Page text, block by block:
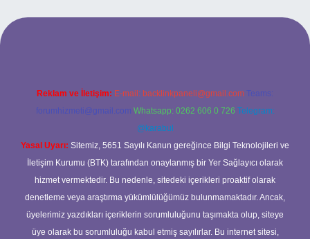
opera bet giriş
Reklam ve İletişim: E-mail: backlinkpaneli@gmail.com Teams:
forumhizmeti@gmail.com Whatsapp: 0262 606 0 726 Telegram:
@karabul
Yasal Uyarı: Sitemiz, 5651 Sayılı Kanun gereğince Bilgi Teknolojileri ve
İletişim Kurumu (BTK) tarafından onaylanmış bir Yer Sağlayıcı olarak
hizmet vermektedir. Bu nedenle, sitedeki içerikleri proaktif olarak
denetleme veya araştırma yükümlülüğümüz bulunmamaktadır. Ancak,
üyelerimiz yazdıkları içeriklerin sorumluluğunu taşımakta olup, siteye
üye olarak bu sorumluluğu kabul etmiş sayılırlar. Bu internet sitesi,